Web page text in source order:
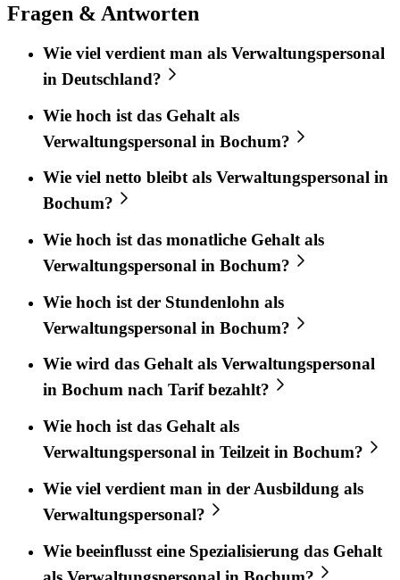
Fragen & Antworten
Wie viel verdient man als Verwaltungspersonal
in Deutschland?
Wie hoch ist das Gehalt als
Verwaltungspersonal in Bochum?
Wie viel netto bleibt als Verwaltungspersonal in
Bochum?
Wie hoch ist das monatliche Gehalt als
Verwaltungspersonal in Bochum?
Wie hoch ist der Stundenlohn als
Verwaltungspersonal in Bochum?
Wie wird das Gehalt als Verwaltungspersonal
in Bochum nach Tarif bezahlt?
Wie hoch ist das Gehalt als
Verwaltungspersonal in Teilzeit in Bochum?
Wie viel verdient man in der Ausbildung als
Verwaltungspersonal?
Wie beeinflusst eine Spezialisierung das Gehalt